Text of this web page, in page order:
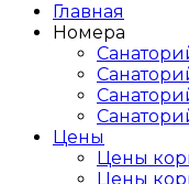
Главная
Номера
Цены
Цены
Цены